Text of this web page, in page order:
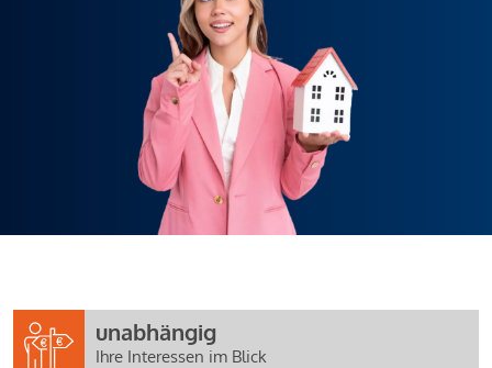
unabhängig
Ihre Interessen im Blick